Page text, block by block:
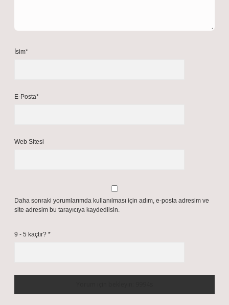
İsim*
E-Posta*
Web Sitesi
Daha sonraki yorumlarımda kullanılması için adım, e-posta adresim ve
site adresim bu tarayıcıya kaydedilsin.
9 - 5 kaçtır? *